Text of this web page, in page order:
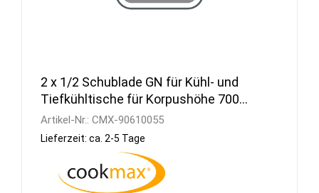
2 x 1/2 Schublade GN für Kühl- und
Tiefkühltische für Korpushöhe 700
mm
Artikel-Nr.: CMX-90610055
Lieferzeit: ca. 2-5 Tage